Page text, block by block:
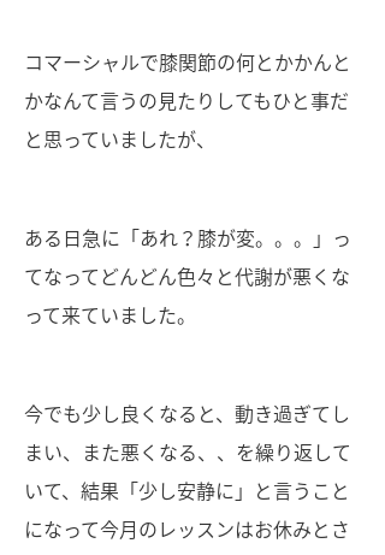
コマーシャルで膝関節の何とかかんと
かなんて言うの見たりしてもひと事だ
と思っていましたが、
ある日急に「あれ？膝が変。。。」っ
てなってどんどん色々と代謝が悪くな
って来ていました。
今でも少し良くなると、動き過ぎてし
まい、また悪くなる、、を繰り返して
いて、結果「少し安静に」と言うこと
になって今月のレッスンはお休みとさ